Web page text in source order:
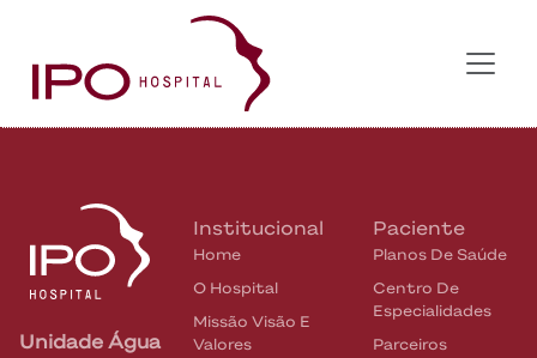
Unidade Água
Institucional
Home
O Hospital
Missão Visão E
Valores
Paciente
Planos De Saúde
Centro De
Especialidades
Parceiros